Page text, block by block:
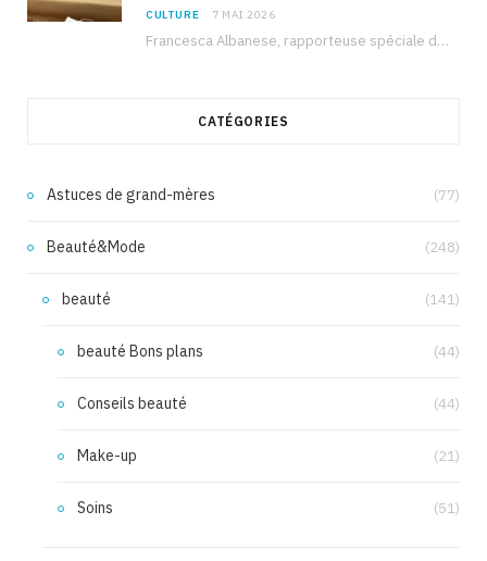
CULTURE 7 MAI 2026
Francesca Albanese, rapporteuse spéciale de l’ONU sur les territoires palestiniens occupés, était à Tunis pour…
CATÉGORIES
Astuces de grand-mères (77)
Beauté&Mode (248)
beauté (141)
beauté Bons plans (44)
Conseils beauté (44)
Make-up (21)
Soins (51)